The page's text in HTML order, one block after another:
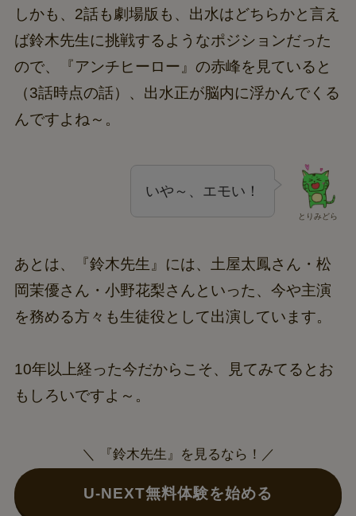
しかも、2話も劇場版も、出水はどちらかと言え
ば鈴木先生に挑戦するようなポジションだった
ので、『アンチヒーロー』の赤峰を見ていると
（3話時点の話）、出水正が脳内に浮かんでくる
んですよね～。
とりみどら
いや～、エモい！
あとは、『鈴木先生』には、土屋太鳳さん・松
岡茉優さん・小野花梨さんといった、今や主演
を務める方々も生徒役として出演しています。
10年以上経った今だからこそ、見てみてるとお
もしろいですよ～。
＼ 『鈴木先生』を見るなら！／
U-NEXT無料体験を始める